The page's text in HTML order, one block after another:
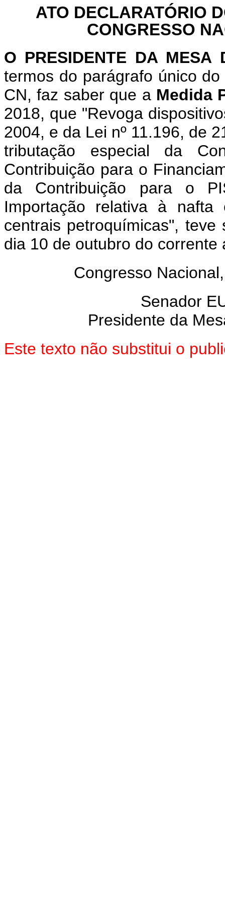
ATO DECLARATÓRIO
CONGRESSO
O PRESIDENTE DA MESA
termos do parágrafo único
CN, faz saber que a Medida
2018, que "Revoga
2004, e da Lei nº 11.196, de
tributação especial da
Contribuição para o
da Contribuição para o
Importação relativa à
centrais petroquímicas",
dia 10 de outubro do corrente
Congresso
Senador
Presidente da
Este texto não substitui o